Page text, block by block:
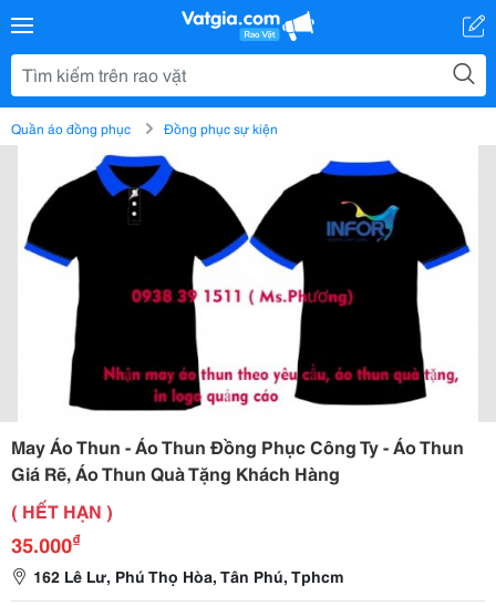
Quần áo đồng phục Đồng phục sự kiện
May Áo Thun - Áo Thun Đồng Phục Công Ty - Áo Thun
Giá Rẽ, Áo Thun Quà Tặng Khách Hàng
( HẾT HẠN )
35.000₫
162 Lê Lư, Phú Thọ Hòa, Tân Phú, Tphcm